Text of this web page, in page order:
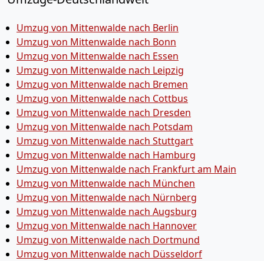
Umzug von Mittenwalde nach Berlin
Umzug von Mittenwalde nach Bonn
Umzug von Mittenwalde nach Essen
Umzug von Mittenwalde nach Leipzig
Umzug von Mittenwalde nach Bremen
Umzug von Mittenwalde nach Cottbus
Umzug von Mittenwalde nach Dresden
Umzug von Mittenwalde nach Potsdam
Umzug von Mittenwalde nach Stuttgart
Umzug von Mittenwalde nach Hamburg
Umzug von Mittenwalde nach Frankfurt am Main
Umzug von Mittenwalde nach München
Umzug von Mittenwalde nach Nürnberg
Umzug von Mittenwalde nach Augsburg
Umzug von Mittenwalde nach Hannover
Umzug von Mittenwalde nach Dortmund
Umzug von Mittenwalde nach Düsseldorf